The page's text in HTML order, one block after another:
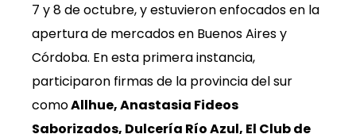
7 y 8 de octubre, y estuvieron enfocados en la
apertura de mercados en Buenos Aires y
Córdoba. En esta primera instancia,
participaron firmas de la provincia del sur
comoAllhue, Anastasia Fideos
Saborizados, Dulcería Río Azul, El Club de